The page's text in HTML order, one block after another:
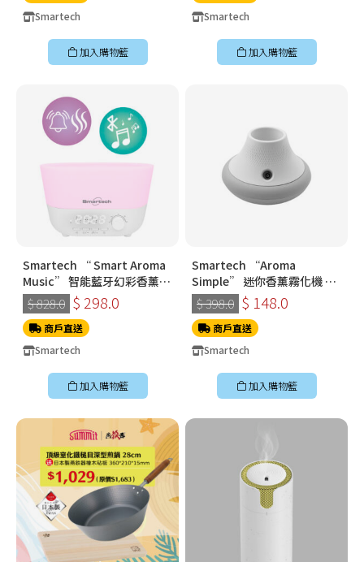
Smartech
加入購物籃
Smartech
加入購物籃
Smartech “ Smart Aroma
Music” 智能藍牙幻彩香薰加
濕機(SA-8003)
$ 828.0 $ 298.0
商戶直送
Smartech
加入購物籃
Smartech “Aroma
Simple” 迷你香薰霧化機 N-
78$ 398.0 $ 148.0
商戶直送
Smartech
加入購物籃